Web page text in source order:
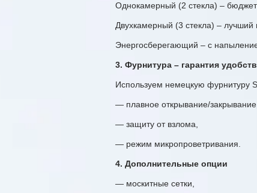
Однокамерный (2 стекла) –
Двухкамерный (3 стекла) –
Энергосберегающий – с
3. Фурнитура – гарантия
Используем немецкую фурнитуру
— плавное открывание/
— защиту от взлома,
— режим микропроветривания.
4. Дополнительные опции
— москитные сетки,